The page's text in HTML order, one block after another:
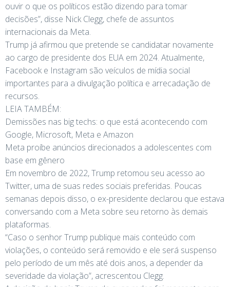
ouvir o que os políticos estão dizendo para tomar
decisões”, disse Nick Clegg, chefe de assuntos
internacionais da Meta.
Trump já afirmou que pretende se candidatar novamente
ao cargo de presidente dos EUA em 2024. Atualmente,
Facebook e Instagram são veículos de mídia social
importantes para a divulgação política e arrecadação de
recursos.
LEIA TAMBÉM:
Demissões nas big techs: o que está acontecendo com
Google, Microsoft, Meta e Amazon
Meta proíbe anúncios direcionados a adolescentes com
base em gênero
Em novembro de 2022, Trump retomou seu acesso ao
Twitter, uma de suas redes sociais preferidas. Poucas
semanas depois disso, o ex-presidente declarou que estava
conversando com a Meta sobre seu retorno às demais
plataformas.
“Caso o senhor Trump publique mais conteúdo com
violações, o conteúdo será removido e ele será suspenso
pelo período de um mês até dois anos, a depender da
severidade da violação”, acrescentou Clegg.